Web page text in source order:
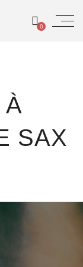
0
À
SAX